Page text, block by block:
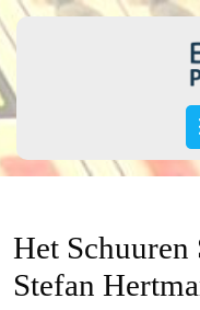
Skip
to
Het Schuuren
Stefan